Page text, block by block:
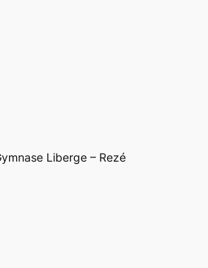
Liberge – Rezé